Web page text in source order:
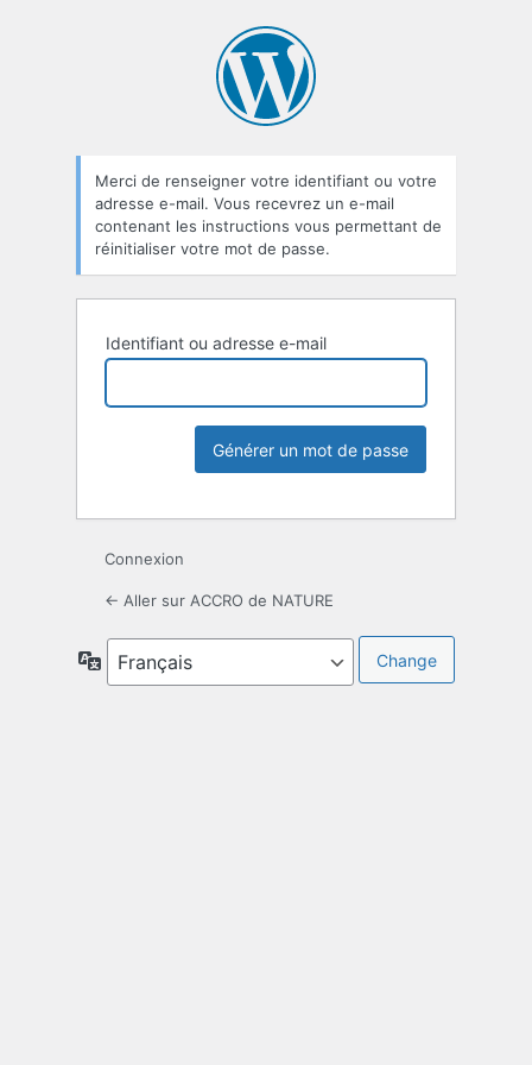
Merci de renseigner votre identifiant ou votre
adresse e-mail. Vous recevrez un e-mail
contenant les instructions vous permettant de
réinitialiser votre mot de passe.
Identifiant ou adresse e-mail
Connexion
← Aller sur ACCRO de NATURE
Langue